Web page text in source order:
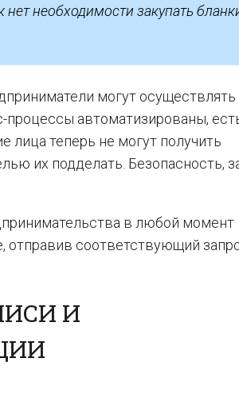
необходимости закупать
могут осуществлять
автоматизированы,
теперь не могут получить
их подделать. Безопасность,
в любой момент
отправив соответствующий
И